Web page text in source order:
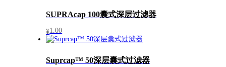
SUPRAcap 100囊式深层过滤器
¥1.00
Suprcap™ 50深层囊式过滤器